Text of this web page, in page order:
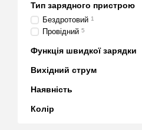
Тип зарядного пристрою
Бездротовий 1
Провідний 5
Функція швидкої зарядки
Вихідний струм
Наявність
Колір